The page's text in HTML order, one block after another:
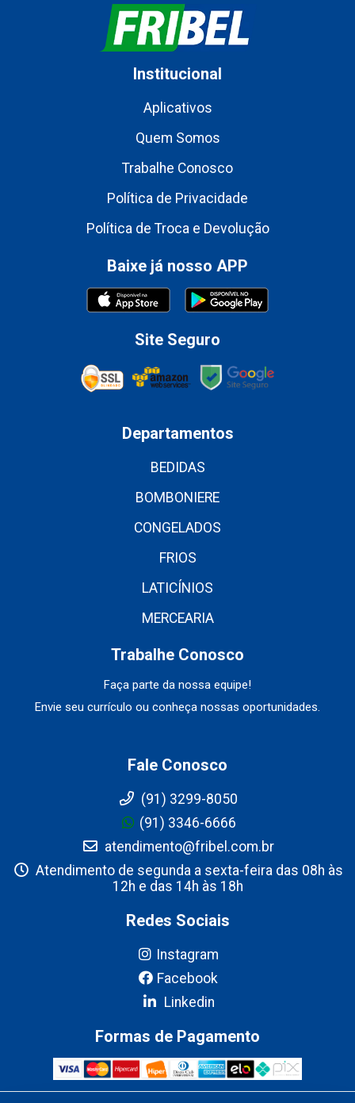
Institucional
Aplicativos
Quem Somos
Trabalhe Conosco
Política de Privacidade
Política de Troca e Devolução
Baixe já nosso APP
Site Seguro
Departamentos
BEDIDAS
BOMBONIERE
CONGELADOS
FRIOS
LATICÍNIOS
MERCEARIA
Trabalhe Conosco
Faça parte da nossa equipe!
Envie seu currículo ou conheça nossas oportunidades.
Fale Conosco
(91) 3299-8050
(91) 3346-6666
atendimento@fribel.com.br
Atendimento de segunda a sexta-feira das 08h às
12h e das 14h às 18h
Redes Sociais
Instagram
Facebook
Linkedin
Formas de Pagamento